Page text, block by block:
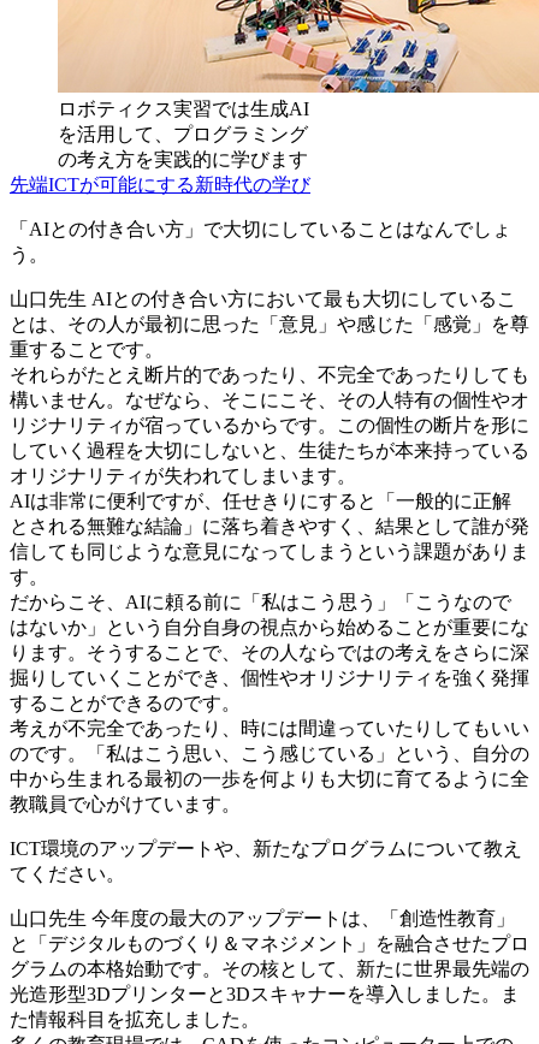
ロボティクス実習では生成AI
を活用して、プログラミング
の考え方を実践的に学びます
先端ICTが可能にする新時代の学び
「AIとの付き合い方」で大切にしていることはなんでしょ
う。
山口先生 AIとの付き合い方において最も大切にしているこ
とは、その人が最初に思った「意見」や感じた「感覚」を尊
重することです。
それらがたとえ断片的であったり、不完全であったりしても
構いません。なぜなら、そこにこそ、その人特有の個性やオ
リジナリティが宿っているからです。この個性の断片を形に
していく過程を大切にしないと、生徒たちが本来持っている
オリジナリティが失われてしまいます。
AIは非常に便利ですが、任せきりにすると「一般的に正解
とされる無難な結論」に落ち着きやすく、結果として誰が発
信しても同じような意見になってしまうという課題がありま
す。
だからこそ、AIに頼る前に「私はこう思う」「こうなので
はないか」という自分自身の視点から始めることが重要にな
ります。そうすることで、その人ならではの考えをさらに深
掘りしていくことができ、個性やオリジナリティを強く発揮
することができるのです。
考えが不完全であったり、時には間違っていたりしてもいい
のです。「私はこう思い、こう感じている」という、自分の
中から生まれる最初の一歩を何よりも大切に育てるように全
教職員で心がけています。
ICT環境のアップデートや、新たなプログラムについて教え
てください。
山口先生 今年度の最大のアップデートは、「創造性教育」
と「デジタルものづくり＆マネジメント」を融合させたプロ
グラムの本格始動です。その核として、新たに世界最先端の
光造形型3Dプリンターと3Dスキャナーを導入しました。ま
た情報科目を拡充しました。